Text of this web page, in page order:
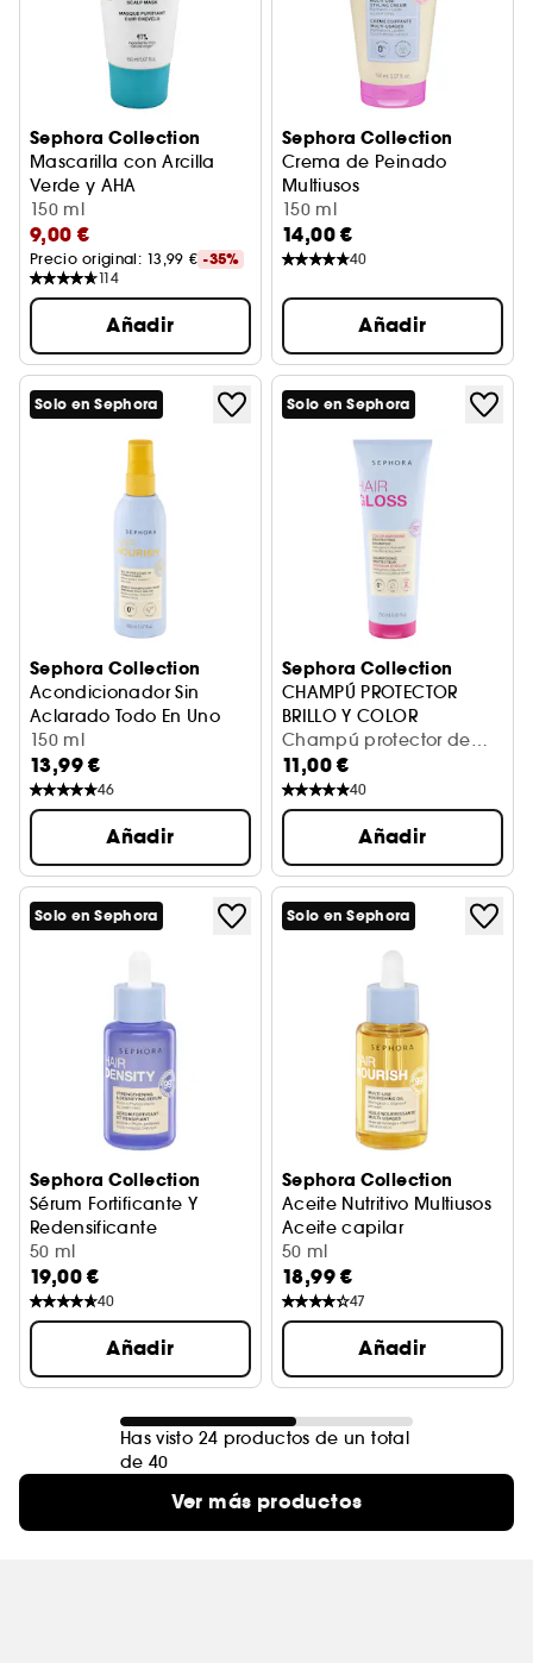
Sephora Collection
Mascarilla con Arcilla
Verde y AHA
Mascarilla Purificante Cuero Cabelludo
150 ml
9,00 €
Precio original: 13,99 € -35%
114
Añadir
Sephora Collection
Crema de Peinado
Multiusos
Crema de peinado
150 ml
14,00 €
40
Añadir
Solo en Sephora
Sephora Collection
Acondicionador Sin
Aclarado Todo En Uno
Nutrición sin aclarado
150 ml
13,99 €
46
Añadir
Solo en Sephora
Sephora Collection
CHAMPÚ PROTECTOR
BRILLO Y COLOR
GLOSS CABELLO
Champú protector de
brillo y color (250 ml)
11,00 €
40
Añadir
Solo en Sephora
Sephora Collection
Sérum Fortificante Y
Redensificante
Sérum Cuero Cabelludo
50 ml
19,00 €
40
Añadir
Solo en Sephora
Sephora Collection
Aceite Nutritivo Multiusos
Aceite capilar
50 ml
18,99 €
47
Añadir
Has visto 24 productos de un total
de 40
Ver más productos